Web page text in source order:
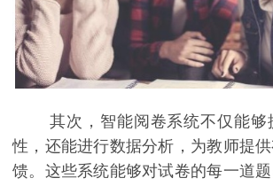
其次，智能阅卷系统不仅能够
性，还能进行数据分析，为教师提
馈。这些系统能够对试卷的每一道